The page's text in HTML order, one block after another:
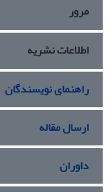
مرور
اطلاعات نشریه
راهنمای نویسندگان
ارسال مقاله
داوران